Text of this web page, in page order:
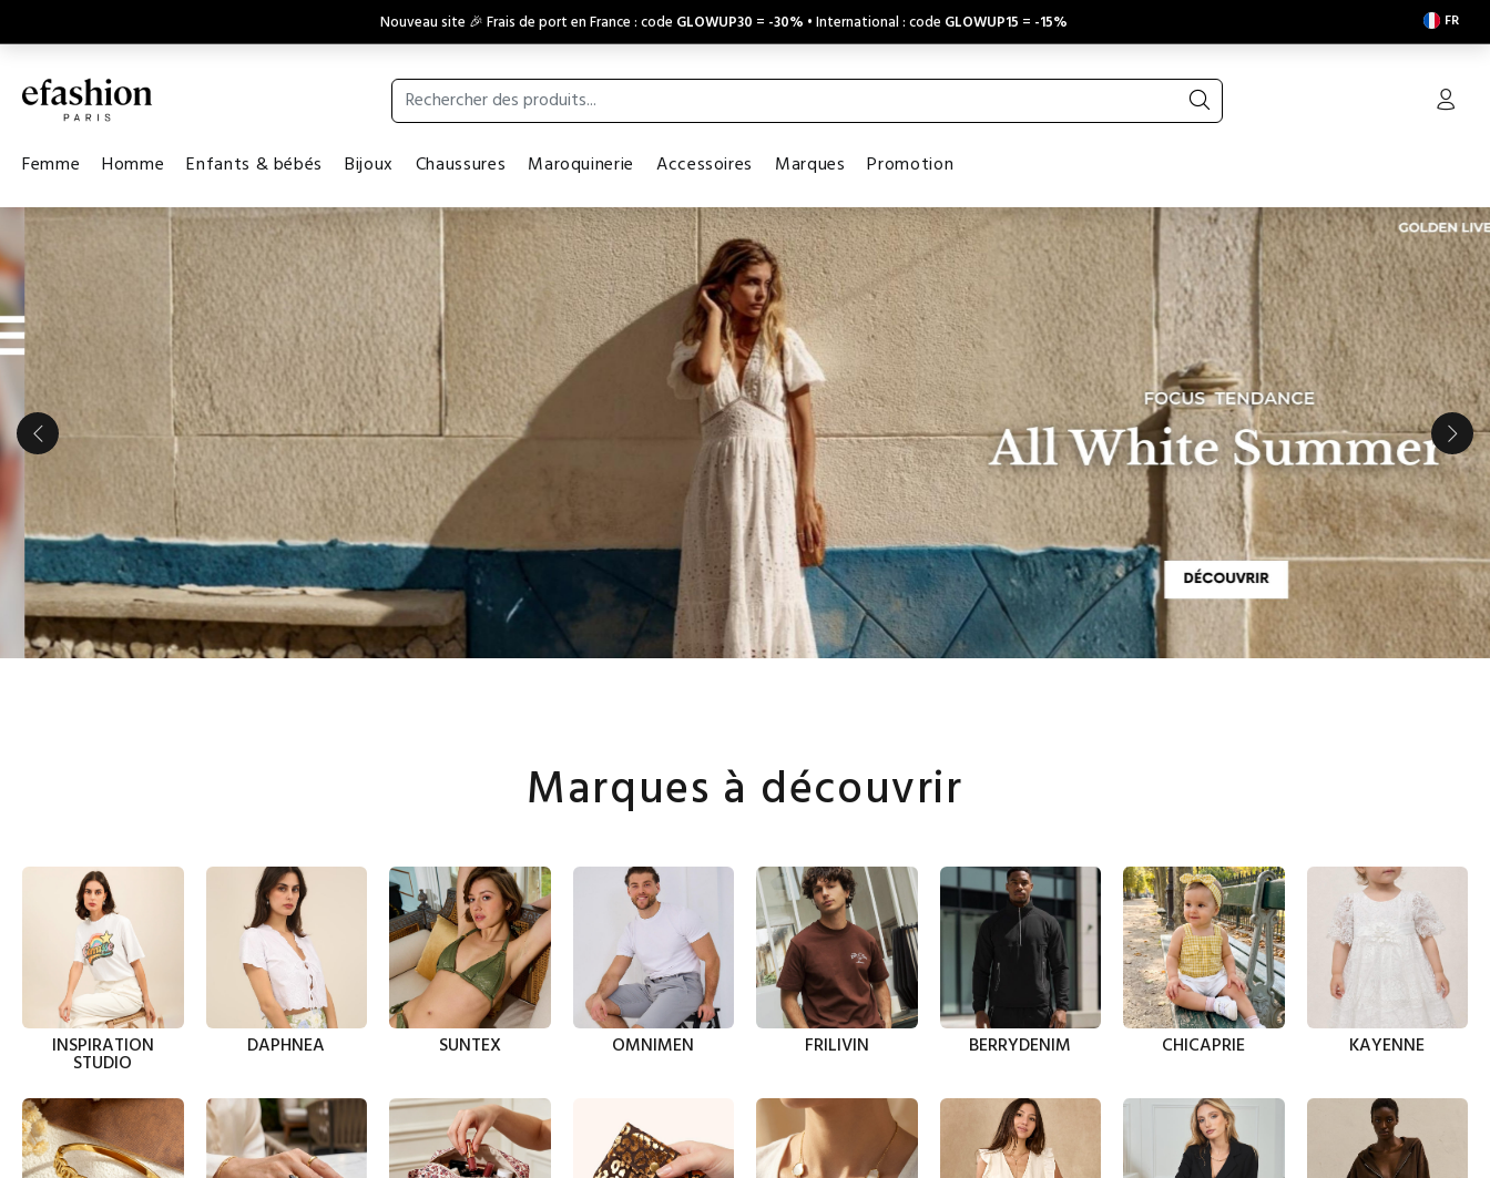
Nouveau site 🎉 Frais de port en France : code GLOWUP30 = -30% • International : code GLOWUP15 = -15% FR
Femme Homme Enfants & bébés Bijoux Chaussures Maroquinerie Accessoires Marques Promotion
Marques à découvrir
INSPIRATION
STUDIO
DAPHNEA SUNTEX OMNIMEN FRILIVIN BERRYDENIM CHICAPRIE KAYENNE